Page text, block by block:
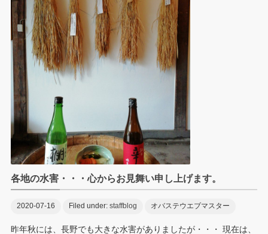
各地の水害・・・心からお見舞い申し上げます。
2020-07-16 Filed under: staffblog オバステウエブマスター
昨年秋には、長野でも大きな水害がありましたが・・・ 現在は、